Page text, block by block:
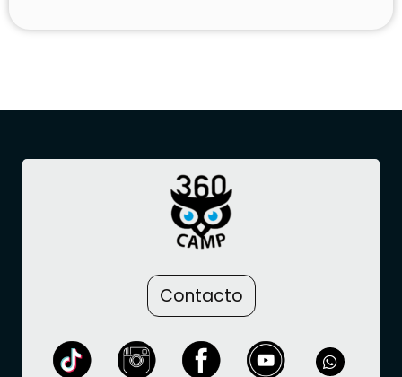
Contacto